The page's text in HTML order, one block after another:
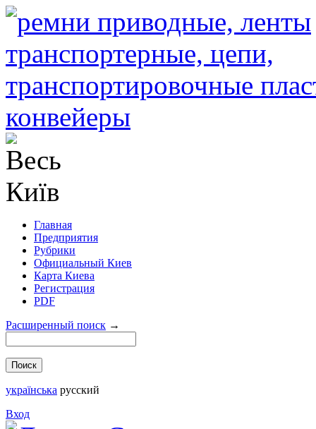
Главная
Предприятия
Рубрики
Официальный Киев
Карта Киева
Регистрация
PDF
Расширенный поиск →
українська русский
Вход